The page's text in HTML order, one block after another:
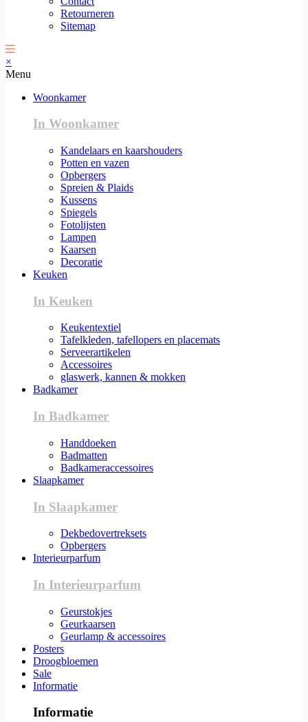
Retourneren
Sitemap
×
Menu
Woonkamer
In Woonkamer
Kandelaars en kaarshouders
Potten en vazen
Opbergers
Spreien & Plaids
Kussens
Spiegels
Fotolijsten
Lampen
Kaarsen
Decoratie
Keuken
In Keuken
Keukentextiel
Tafelkleden, tafellopers en placemats
Serveerartikelen
Accessoires
glaswerk, kannen & mokken
Badkamer
In Badkamer
Handdoeken
Badmatten
Badkameraccessoires
Slaapkamer
In Slaapkamer
Dekbedovertreksets
Opbergers
Interieurparfum
In Interieurparfum
Geurstokjes
Geurkaarsen
Geurlamp & accessoires
Posters
Droogbloemen
Sale
Informatie
Informatie